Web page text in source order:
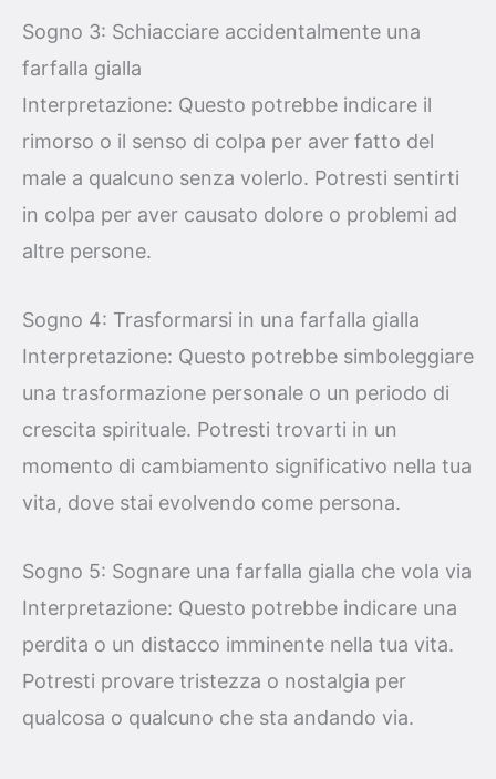
Sogno 3: Schiacciare accidentalmente una
farfalla gialla
Interpretazione: Questo potrebbe indicare il
rimorso o il senso di colpa per aver fatto del
male a qualcuno senza volerlo. Potresti sentirti
in colpa per aver causato dolore o problemi ad
altre persone.
Sogno 4: Trasformarsi in una farfalla gialla
Interpretazione: Questo potrebbe simboleggiare
una trasformazione personale o un periodo di
crescita spirituale. Potresti trovarti in un
momento di cambiamento significativo nella tua
vita, dove stai evolvendo come persona.
Sogno 5: Sognare una farfalla gialla che vola via
Interpretazione: Questo potrebbe indicare una
perdita o un distacco imminente nella tua vita.
Potresti provare tristezza o nostalgia per
qualcosa o qualcuno che sta andando via.